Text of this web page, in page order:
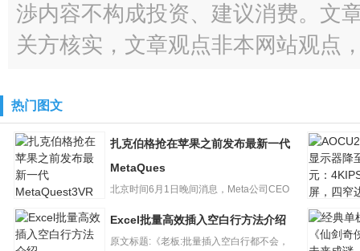
渉内容不构成投资、建议消费。文
关方核实，文章观点非本网站观点
热门图文
扎克伯格抢在苹
果之前发布最新
扎克伯格抢在苹果之前发布最新一代
MetaQues
北京时间6月1日晚间消息，Meta公司CEO
示器降至
元：4KI
Excel批量高效插入空白行方法介绍
原文标题:《老板:批量插入空白行都不会，